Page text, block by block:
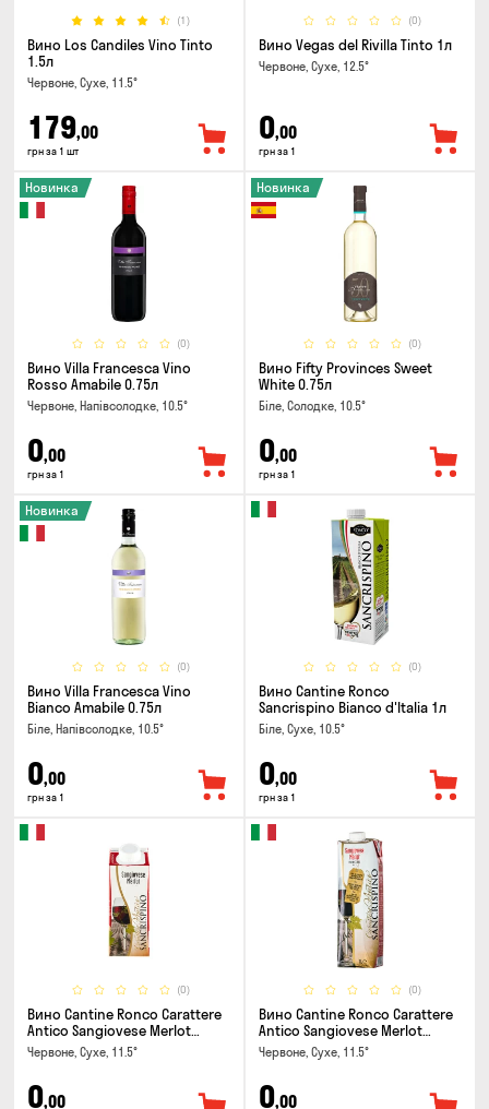
(1)
Вино Los Candiles Vino Tinto
1.5л
Червоне, Сухе, 11.5°
179,00
грн за 1 шт
(0)
Вино Vegas del Rivilla Tinto 1л
Червоне, Сухе, 12.5°
0,00
грн за 1
(0)
Новинка
Вино Villa Francesca Vino
Rosso Amabile 0.75л
Червоне, Напівсолодке, 10.5°
0,00
грн за 1
(0)
Новинка
Вино Fifty Provinces Sweet
White 0.75л
Біле, Солодке, 10.5°
0,00
грн за 1
(0)
Новинка
Вино Villa Francesca Vino
Bianco Amabile 0.75л
Біле, Напівсолодке, 10.5°
0,00
грн за 1
(0)
Вино Cantine Ronco
Sancrispino Bianco d'Italia 1л
Біле, Сухе, 10.5°
0,00
грн за 1
(0)
Вино Cantine Ronco Carattere
Antico Sangiovese Merlot
Rubicone IGT 0.25л
Червоне, Сухе, 11.5°
0,00
(0)
Вино Cantine Ronco Carattere
Antico Sangiovese Merlot
Rubicone IGT 1л
Червоне, Сухе, 11.5°
0,00